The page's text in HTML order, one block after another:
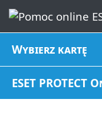
Wybierz kartę
ESET PROTECT